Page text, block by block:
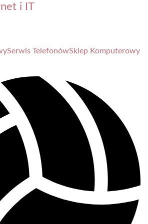
i IT
Serwis TelefonówSklep Komputerowy